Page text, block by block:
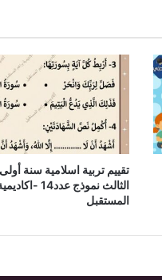
تقييم تربية اسلامية سنة أولى
الثالث نموذج
المستقبل